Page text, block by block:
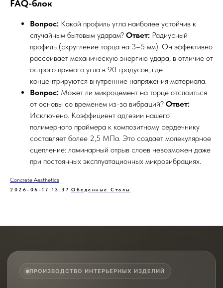
FAQ-блок
Вопрос: Какой профиль угла наиболее устойчив к
случайным бытовым ударам? Ответ: Радиусный
профиль (скругление торца на 3–5 мм). Он эффективно
рассеивает механическую энергию удара, в отличие от
острого прямого угла в 90 градусов, где
концентрируются внутренние напряжения материала.
Вопрос: Может ли микроцемент на торце отслоиться
от основы со временем из-за вибраций? Ответ:
Исключено. Коэффициент адгезии нашего
полимерного праймера к композитному сердечнику
составляет более 2,5 МПа. Это создает молекулярное
сцепление: ламинарный отрыв слоев невозможен даже
при постоянных эксплуатационных микровибрациях.
Concrete Aesthetics
2026-06-17 13:37 Обеденные Столы
ПРОИЗВОДСТВО ИНТЕРЬЕРНЫХ ИЗДЕЛИЙ